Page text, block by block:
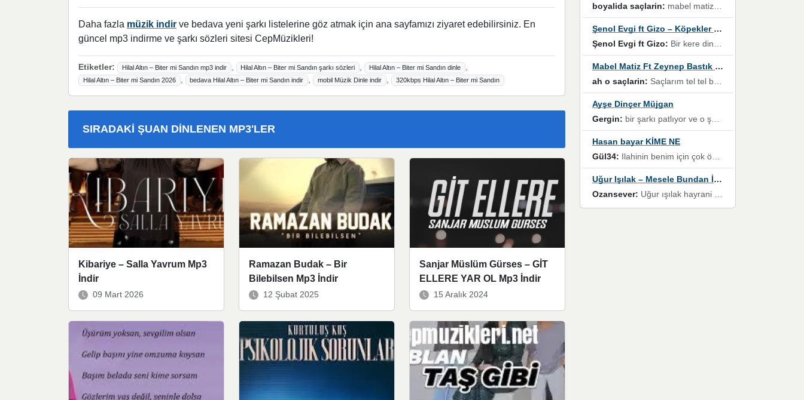
Daha fazla müzik indir ve bedava yeni şarkı listelerine göz atmak için ana sayfamızı ziyaret edebilirsiniz. En
güncel mp3 indirme ve şarkı sözleri sitesi CepMüzikleri!
Etiketler: Hilal Altın – Biter mi Sandın mp3 indir , Hilal Altın – Biter mi Sandın şarkı sözleri , Hilal Altın – Biter mi Sandın dinle ,
Hilal Altın – Biter mi Sandın 2026 , bedava Hilal Altın – Biter mi Sandın indir , mobil Müzik Dinle indir , 320kbps Hilal Altın – Biter mi Sandın
SIRADAKI ŞUAN DINLENEN MP3'LER
Kibariye – Salla Yavrum Mp3
İndir
09 Mart 2026
Ramazan Budak – Bir
Bilebilsen Mp3 İndir
12 Şubat 2025
Sanjar Müslüm Gürses – GİT
ELLERE YAR OL Mp3 İndir
15 Aralık 2024
boyalida saçlarin: mabel matiz'in maya albümünde yer alan güzellerden. parça da şarkı hani! müzikal altyapısına vurulduğum, sözlerinde kaybolduğum bir parça olmuş.
Şenol Evgi ft Gizo – Köpekler Tanımadıklarına havlar
Şenol Evgi ft Gizo: Bir kere dinlememe rağmen kulaklardan gitmiyor sen sen sen sen kurban ol sen sen sen sen hayran ol yükses ses müzik dinleme sebebisiniz canlar bomba gibi patladınız maşallah
Mabel Matiz Ft Zeynep Bastık – Saçların
ah o saçlarin: Saçlarım tel tel beyazlıyor beyazlagına degil yanımda sen yoksun ona üzülüyorum günler bir bir geçiyor geçen günlere değil sensiz geçen günlere darılıyorum,Dinledikce asla kavusamayacagim ama asla unutamicagim sevdiğim adam için yanar içim
Ayşe Dinçer Müjgan
Gergin: bir şarkı patlıyor ve o şarkıyı millet her paylaşımın altına koyuyor ve öyle bir durum hal alıyor ki şarkıyı dinlemeden şarkıdan bikıyorsun Ama bu enteresan bir şekilde dillere dolanıyor millet olarak seviyoruz dertlerle boğuşurken bir yandan da göbek atmayi))) diyeceklerim bu kadar güzel hoş bir sayfa emeğinize sağlık arkadaşlar kolay gelsin
Hasan bayar KİME NE
Gül34: Ilahinin benim için çok özel bir yeri var İlk çıktığında komşum ne kadar yüksek sesle dinliyorsa orada duymuştum ve YouTube'dan aratıp Bu ilahiyi bulmuştum ve sonra müdavimi oldum günlük Ben de 3-5 kere dinleyip ezberleyip artık ilahiye bende eşlik ediyorum yüksek sesle Allah razı olsun hizmet nimettir Rabbim sizin zahmetlerinize de hayırlı nimetler versin Selam ve dua ile Allah'a emanet olun
Uğur Işılak – Mesele Bundan İbaret
Ozansever: Uğur ışılak hayrani olarak eski yeni tüm eserlerini keyifle huzurla dinleyenlerden birisiyim, emeğine saygı duyan gönül veren bunu en güzel şekilde sevenlerine ulaştıran siz değerli sayfa yöneticilerine de teşekkür ederim